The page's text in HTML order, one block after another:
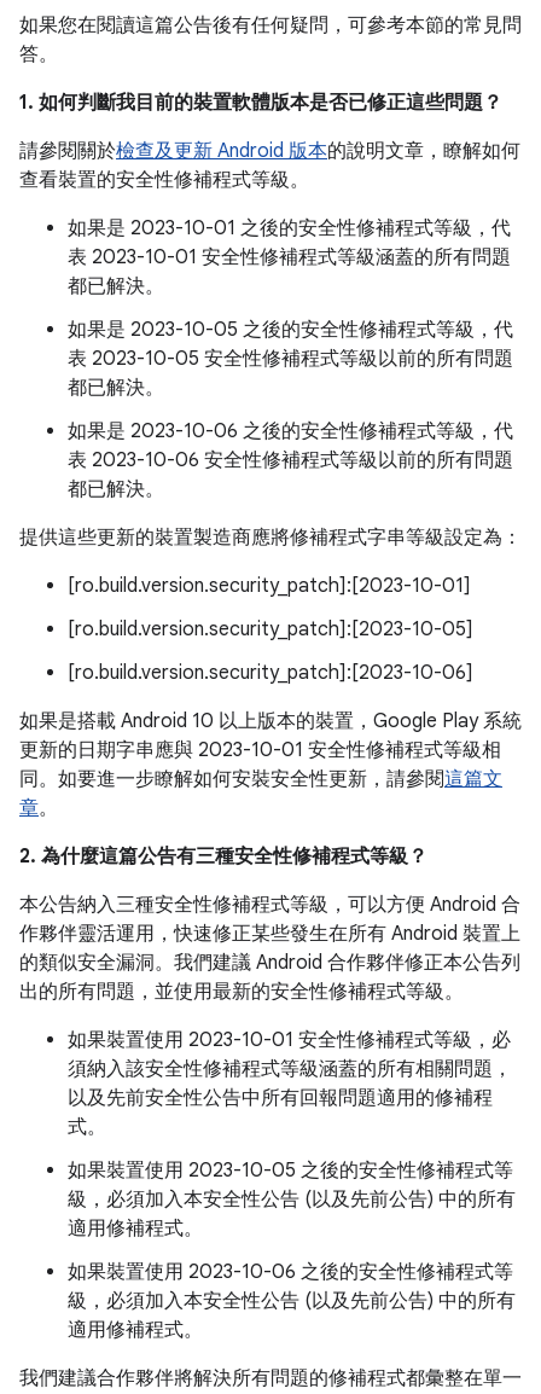
如果您在閱讀這篇公告後有任何疑問，可參考本節的常見問
答。
1. 如何判斷我目前的裝置軟體版本是否已修正這些問題？
請參閱關於檢查及更新 Android 版本的說明文章，瞭解如何
查看裝置的安全性修補程式等級。
如果是 2023-10-01 之後的安全性修補程式等級，代
表 2023-10-01 安全性修補程式等級涵蓋的所有問題
都已解決。
如果是 2023-10-05 之後的安全性修補程式等級，代
表 2023-10-05 安全性修補程式等級以前的所有問題
都已解決。
如果是 2023-10-06 之後的安全性修補程式等級，代
表 2023-10-06 安全性修補程式等級以前的所有問題
都已解決。
提供這些更新的裝置製造商應將修補程式字串等級設定為：
[ro.build.version.security_patch]:[2023-10-01]
[ro.build.version.security_patch]:[2023-10-05]
[ro.build.version.security_patch]:[2023-10-06]
如果是搭載 Android 10 以上版本的裝置，Google Play 系統
更新的日期字串應與 2023-10-01 安全性修補程式等級相
同。如要進一步瞭解如何安裝安全性更新，請參閱這篇文
章。
2. 為什麼這篇公告有三種安全性修補程式等級？
本公告納入三種安全性修補程式等級，可以方便 Android 合
作夥伴靈活運用，快速修正某些發生在所有 Android 裝置上
的類似安全漏洞。我們建議 Android 合作夥伴修正本公告列
出的所有問題，並使用最新的安全性修補程式等級。
如果裝置使用 2023-10-01 安全性修補程式等級，必
須納入該安全性修補程式等級涵蓋的所有相關問題，
以及先前安全性公告中所有回報問題適用的修補程
式。
如果裝置使用 2023-10-05 之後的安全性修補程式等
級，必須加入本安全性公告 (以及先前公告) 中的所有
適用修補程式。
如果裝置使用 2023-10-06 之後的安全性修補程式等
級，必須加入本安全性公告 (以及先前公告) 中的所有
適用修補程式。
我們建議合作夥伴將解決所有問題的修補程式都彙整在單一